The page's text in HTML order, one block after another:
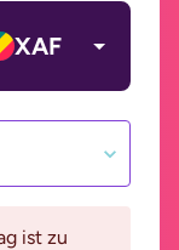
XAF
ist zu